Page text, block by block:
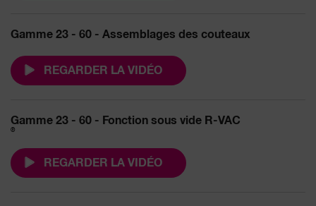
Gamme 23 - 60 - Assemblages des couteaux
REGARDER LA VIDÉO
Gamme 23 - 60 - Fonction sous vide R-VAC
®
REGARDER LA VIDÉO